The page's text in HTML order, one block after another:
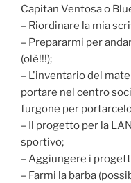
Capitan Ventosa o
– Riordinare la mia
– Prepararmi per
(olè!!!);
– L'inventario del
portare nel centro
furgone per
– Il progetto per la
sportivo;
– Aggiungere i
– Farmi la barba